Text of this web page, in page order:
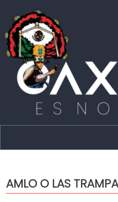
Capital
AMLO O LAS